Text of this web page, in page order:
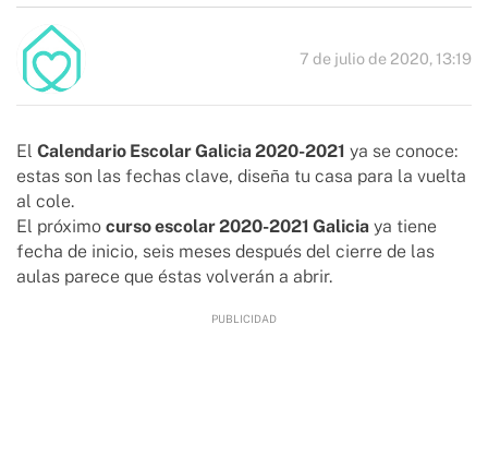
7 de julio de 2020, 13:19
El Calendario Escolar Galicia 2020-2021 ya se conoce:
estas son las fechas clave, diseña tu casa para la vuelta
al cole.
El próximo curso escolar 2020-2021 Galicia ya tiene
fecha de inicio, seis meses después del cierre de las
aulas parece que éstas volverán a abrir.